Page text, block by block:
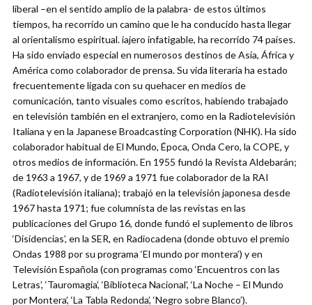
liberal –en el sentido amplio de la palabra- de estos últimos
tiempos, ha recorrido un camino que le ha conducido hasta llegar
al orientalismo espiritual. iajero infatigable, ha recorrido 74 países.
Ha sido enviado especial en numerosos destinos de Asia, África y
América como colaborador de prensa. Su vida literaria ha estado
frecuentemente ligada con su quehacer en medios de
comunicación, tanto visuales como escritos, habiendo trabajado
en televisión también en el extranjero, como en la Radiotelevisión
Italiana y en la Japanese Broadcasting Corporation (NHK). Ha sido
colaborador habitual de El Mundo, Época, Onda Cero, la COPE, y
otros medios de información. En 1955 fundó la Revista Aldebarán;
de 1963 a 1967, y de 1969 a 1971 fue colaborador de la RAI
(Radiotelevisión italiana); trabajó en la televisión japonesa desde
1967 hasta 1971; fue columnista de las revistas en las
publicaciones del Grupo 16, donde fundó el suplemento de libros
‘Disidencias’, en la SER, en Radiocadena (donde obtuvo el premio
Ondas 1988 por su programa ‘El mundo por montera’) y en
Televisión Española (con programas como ‘Encuentros con las
Letras’, ‘Tauromagia’, ‘Biblioteca Nacional’, ‘La Noche – El Mundo
por Montera’, ‘La Tabla Redonda’, ‘Negro sobre Blanco’).